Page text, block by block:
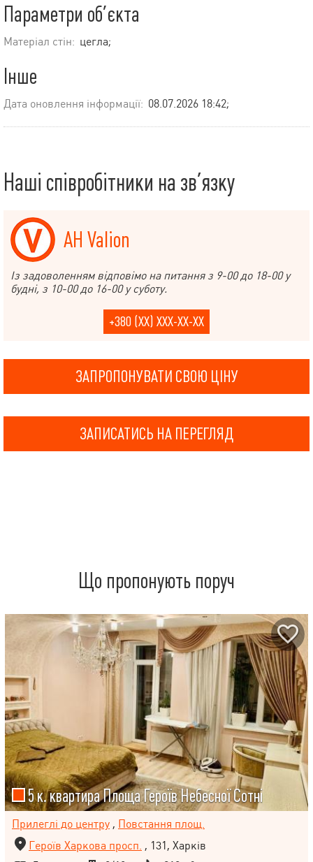
Параметри об’єкта
Матеріал стін: цегла;
Інше
Дата оновлення інформації: 08.07.2026 18:42;
Наші співробітники на зв’язку
АН Valion
Із задоволенням відповімо на питання з 9-00 до 18-00 у
будні, з 10-00 до 16-00 у суботу.
+380 (XX) XXX-XX-XX
ЗАПРОПОНУВАТИ СВОЮ ЦІНУ
ЗАПИСАТИСЬ НА ПЕРЕГЛЯД
Що пропонують поруч
5 к. квартира Площа Героїв Небесної Сотні
Прилеглі до центру , Повстання площ.
Героїв Харкова просп. , 131, Харків